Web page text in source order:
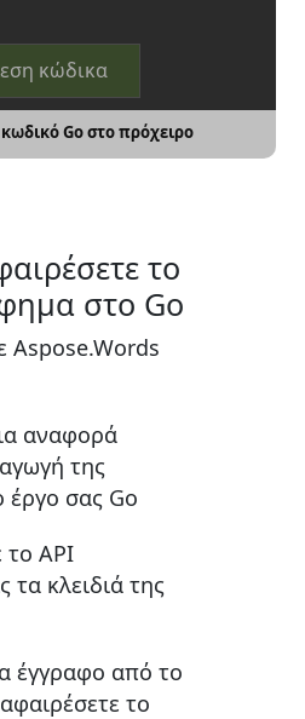
κώδικα
Go στο πρόχειρο
το
στο Go
Aspose.Words
αναφορά
της
έργο σας Go
API
τα κλειδιά της
έγγραφο από το
το